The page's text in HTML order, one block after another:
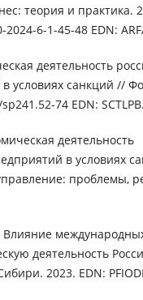
теория и практика.
6-1-45-48 EDN:
деятельность
санкций //
74 EDN: SCTLPB.
деятельность
в условиях
проблемы,
деятельность
2023. EDN: